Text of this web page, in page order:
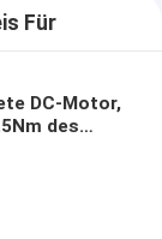
Für
DC-Motor,
des